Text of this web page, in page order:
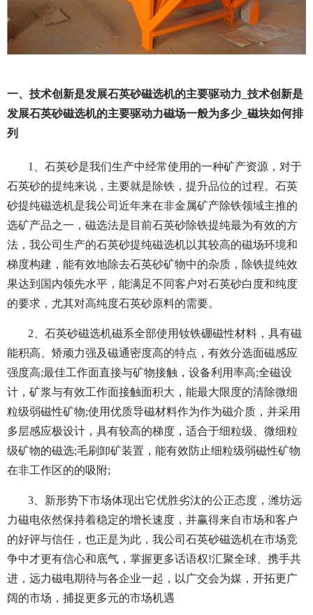
一、技术创新是发展石英砂磁选机的主要驱动力_技术创新是
发展石英砂磁选机的主要驱动力磁场一般为多少_磁块如何排
列
1、石英砂是我们生产中经常使用的一种矿产资源，对于
石英砂的提纯来说，主要就是除铁，提升品位的过程。石英
砂提纯磁选机是我公司近年来在非金属矿产除铁领域主推的
选矿产品之一，磁选法是目前石英砂除铁提纯最为有效的方
法，我公司生产的石英砂提纯磁选机以其较高的磁场环境和
梯度构建，能有效地除去石英砂矿物中的杂质，除铁提纯效
果达到国内领先水平，能满足不同客户对石英砂白度和纯度
的要求，尤其对高纯度石英砂原料的需要。
2、石英砂磁选机磁系全部使用钕铁硼磁性材料，具有磁
能积高、矫顽力强及磁通密度高的特点，有效分选面磁感应
强度高;最佳工作面直接与矿物接触，设备利用率高;全磁设
计，矿浆与有效工作面接触面积大，能最大限度的清除微细
粒级弱磁性矿物;使用优质导磁材料作为作为磁介质，并采用
多层感应极设计，具有较高的梯度，适合于细粒级、微细粒
级矿物的磁选;毛刷卸矿装置，能有效防止细粒级弱磁性矿物
在非工作区的的吸附;
3、新形势下市场体现出它优胜劣汰的公正态度，潍坊远
力磁电依然保持着稳定的增长速度，并赢得来自市场和客户
的好评与信任，也正是为此，我公司石英砂磁选机在市场竞
争中才更有信心和底气，掌握更多话语权!汇聚全球、携手共
进，远力磁电期待与各企业一起，以广交会为媒，开拓更广
阔的市场，捕捉更多元的市场机遇